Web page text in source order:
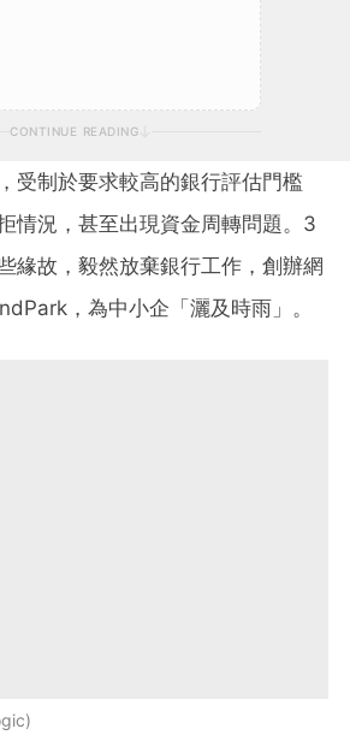
CONTINUE READING
受制於要求較高的銀行評估門檻
情況，甚至出現資金周轉問題。3
緣故，毅然放棄銀行工作，創辦網
，為中小企「灑及時雨」。